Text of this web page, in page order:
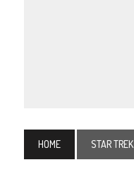
HOME STAR TREK